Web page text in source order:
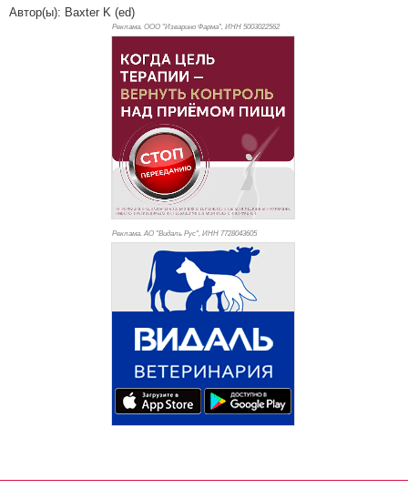
Автор(ы): Baxter K (ed)
Реклама. ООО "Изварино Фарма", ИНН 5003022562
Реклама. АО "Видаль Рус", ИНН 7728043605